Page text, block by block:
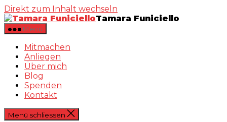
Direkt zum Inhalt wechseln
Tamara Funiciello
Menü
Mitmachen
Anliegen
Über mich
Blog
Spenden
Kontakt
Menü schliessen